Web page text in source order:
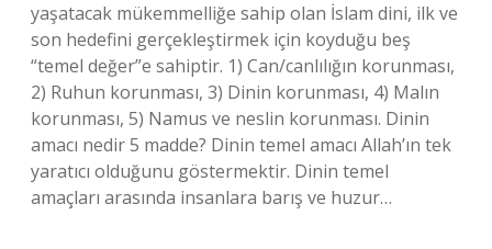
yaşatacak mükemmelliğe sahip olan İslam dini, ilk ve
son hedefini gerçekleştirmek için koyduğu beş
“temel değer”e sahiptir. 1) Can/canlılığın korunması,
2) Ruhun korunması, 3) Dinin korunması, 4) Malın
korunması, 5) Namus ve neslin korunması. Dinin
amacı nedir 5 madde? Dinin temel amacı Allah’ın tek
yaratıcı olduğunu göstermektir. Dinin temel
amaçları arasında insanlara barış ve huzur…